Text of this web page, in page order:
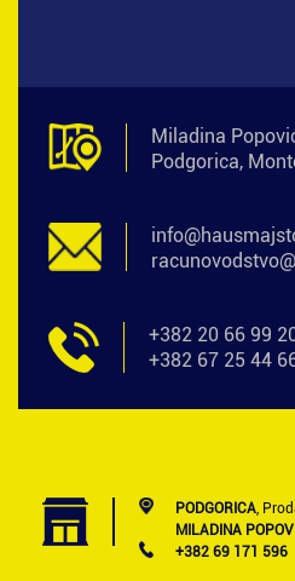
Miladina
Podgorica,
+382 20 66 99
+382 67 25 44
PODGORICA,
MILADINA
+382 69 171 596